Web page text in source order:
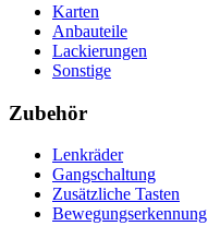
Karten
Anbauteile
Lackierungen
Sonstige
Zubehör
Lenkräder
Gangschaltung
Zusätzliche Tasten
Bewegungserkennung